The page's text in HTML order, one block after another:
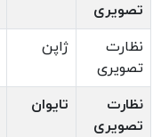
تصویری
نظارت
تصویری
ژاپن
نظارت
تصویری
تایوان